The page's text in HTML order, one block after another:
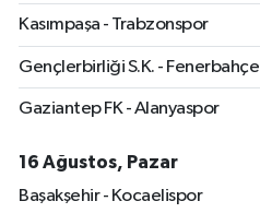
Kasımpaşa - Trabzonspor
Gençlerbirliği S.K. - Fenerbahçe
Gaziantep FK - Alanyaspor
16 Ağustos, Pazar
Başakşehir - Kocaelispor